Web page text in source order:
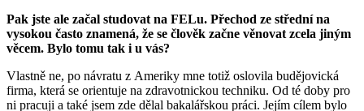
Pak jste ale začal studovat na FELu. Přechod ze střední na
vysokou často znamená, že se člověk začne věnovat zcela jiným
věcem. Bylo tomu tak i u vás?
Vlastně ne, po návratu z Ameriky mne totiž oslovila budějovická
firma, která se orientuje na zdravotnickou techniku. Od té doby pro
ni pracuji a také jsem zde dělal bakalářskou práci. Jejím cílem bylo